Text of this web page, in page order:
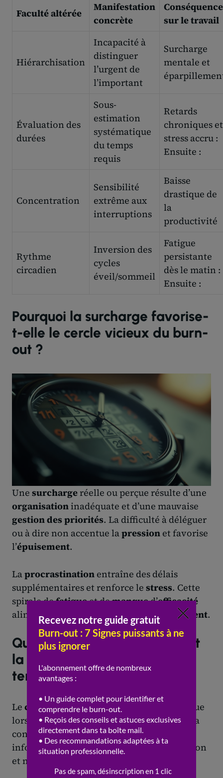
Faculté altérée
Manifestation
concrète
Conséquence
sur le travail
Hiérarchisation
Incapacité à
distinguer
l’urgent de
l’important
Surcharge
mentale et
Évaluation des
durées
Sous-
estimation
systématique
du temps
requis
Retards
chroniques et
stress accru :
Ensuite :
Concentration
Sensibilité
extrême aux
interruptions
Baisse
drastique de
la
productivité
Rythme
circadien
Inversion des
cycles
éveil/sommeil
Fatigue
persistante
dès le matin :
Ensuite :
Pourquoi la surcharge favorise-
t-elle le cercle vicieux du burn-
out ?
Une surchargeréelle ou perçue résulte d’une
organisationinadéquate et d’une mauvaise
gestion des priorités. La difficulté à déléguer
ou à dire non accentue lapression et favorise
l’épuisement.
Laprocrastination entraîne des délais
supplémentaires et renforce le stress. Cette
spirale defatigueet demanqued’efficacité
alimente le
stress chronique et l’épuisement.
Quels mécanismes expliquent
la perte de contrôle sur le
temps ?
Le contrôlesur lagestion du temps
diminue
lorsque lasurchargedevient chronique. La
connectivité permanente et la
informationnelle empêchent la déconnexion
et nuisent à la